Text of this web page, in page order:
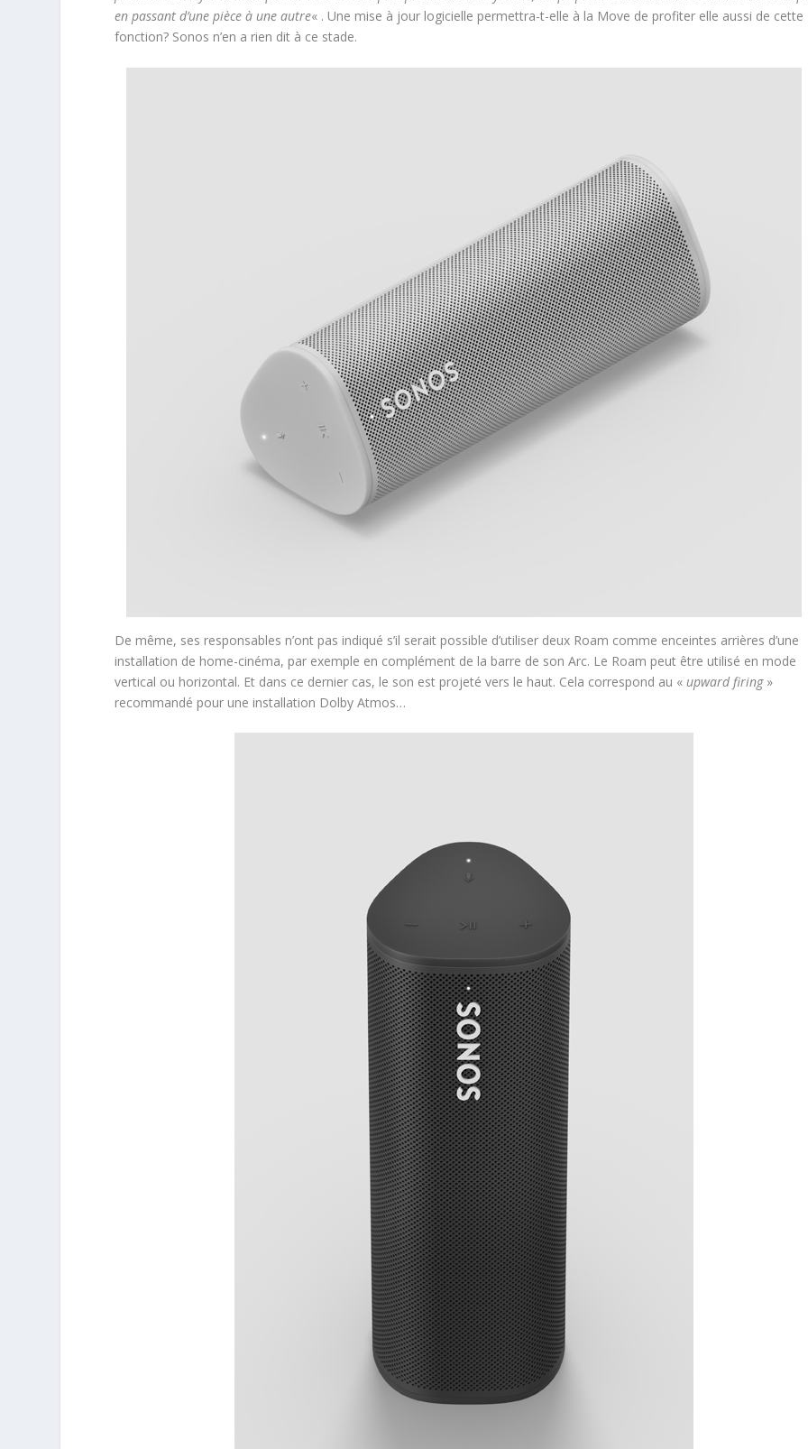
en passant d’une pièce à une autre« . Une mise à jour logicielle permettra-t-elle à la Move de profiter elle aussi de cette
fonction? Sonos n’en a rien dit à ce stade.
De même, ses responsables n’ont pas indiqué s’il serait possible d’utiliser deux Roam comme enceintes arrières d’une
installation de home-cinéma, par exemple en complément de la barre de son Arc. Le Roam peut être utilisé en mode
vertical ou horizontal. Et dans ce dernier cas, le son est projeté vers le haut. Cela correspond au « upward firing»
recommandé pour une installation Dolby Atmos…